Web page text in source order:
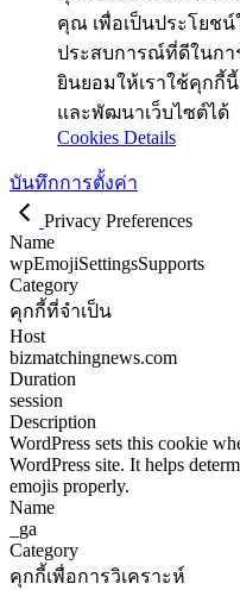
คุณ เพื่อเป็นประโยช
ประสบการณ์ที่ดีในกา
ยินยอมให้เราใช้คุกกี้
และพัฒนาเว็บไซต์ได้
Cookies Details
บันทึกการตั้งค่า
Privacy Preferences
Name
wpEmojiSettingsSupports
Category
คุกกี้ที่จำเป็น
Host
bizmatchingnews.com
Duration
session
Description
WordPress sets this cookie
WordPress site. It helps
emojis properly.
Name
_ga
Category
คุกกี้เพื่อการวิเคราะห์